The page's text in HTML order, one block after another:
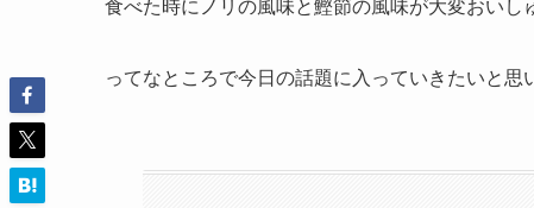
ってなところで今日の話題に入っていきたいと思